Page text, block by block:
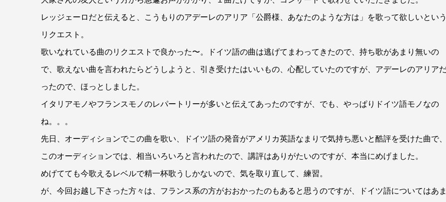
レッジェーロだと伝えると、こうもりのアデーレのアリア「公爵様、あなたのような方は」を歌って欲しいとい
リクエスト。
歌いなれている曲のリクエストで良かった〜。ドイツ語の曲は逃げてまわってきたので、持ち歌があまり無いの
で、歌えない曲を言われたらどうしようと、引き受けたはいいもの、心配していたのですが、アデーレのアリア
ったので、ほっとしました。
イタリアモノやフランスモノのレパートリーが多いと伝えてあったのですが、でも、やっぱりドイツ語モノなの
ね。。。
先日、オーディションでこの曲を歌い、ドイツ語の発音がアメリカ英語なまりで気持ち悪いと酷評を受けた曲で
このオーディションでは、相当いろいろと言われたので、講評はありがたいのですが、本当にめげました。
めげてても今歌えるレベルで精一杯歌うしかないので、気を取り直して、練習。
が、今回お越し下さった方々は、フランス系の方がおおかったのもあると思うのですが、ドイツ語についてはあ